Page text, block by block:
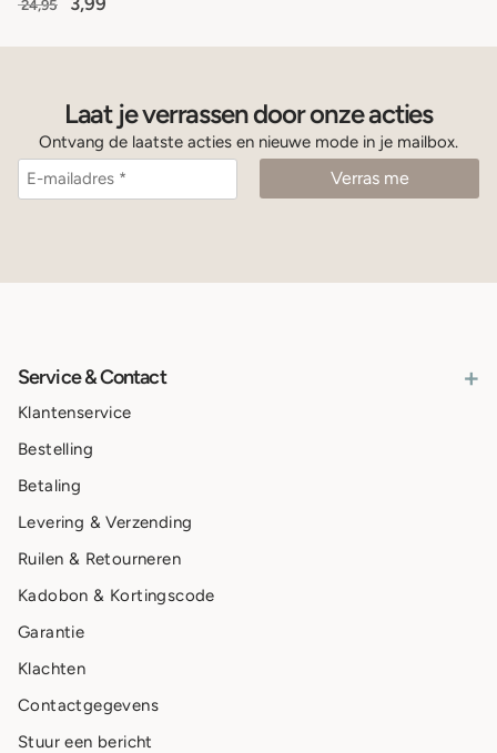
24,95
Laat je verrassen door onze acties
Ontvang de laatste acties en nieuwe mode in je mailbox.
Service & Contact +
Klantenservice
Bestelling
Betaling
Levering & Verzending
Ruilen & Retourneren
Kadobon & Kortingscode
Garantie
Klachten
Contactgegevens
Stuur een bericht